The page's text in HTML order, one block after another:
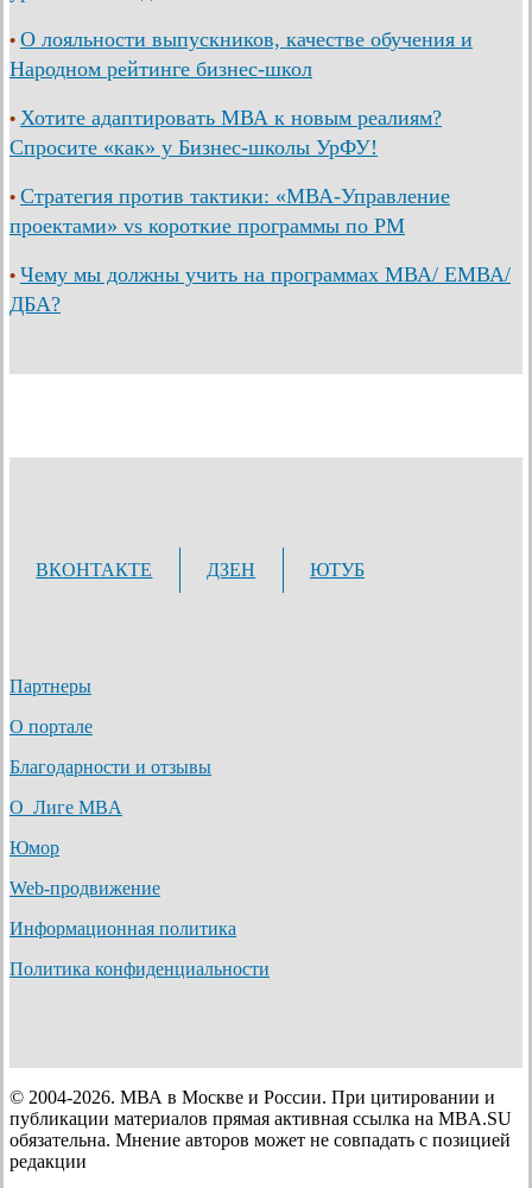
• О лояльности выпускников, качестве обучения и
Народном рейтинге бизнес-школ
• Хотите адаптировать МВА к новым реалиям?
Спросите «как» у Бизнес-школы УрФУ!
• Стратегия против тактики: «МВА-Управление
проектами» vs короткие программы по PM
• Чему мы должны учить на программах МВА/ ЕМВА/
ДБА?
ВКОНТАКТЕ ДЗЕН ЮТУБ
Партнеры
О портале
Благодарности и отзывы
О Лиге MBA
Юмор
Web-продвижение
Информационная политика
Политика конфиденциальности
© 2004-2026. МВА в Москве и России. При цитировании и
публикации материалов прямая активная ссылка на MBA.SU
обязательна. Мнение авторов может не совпадать с позицией
редакции